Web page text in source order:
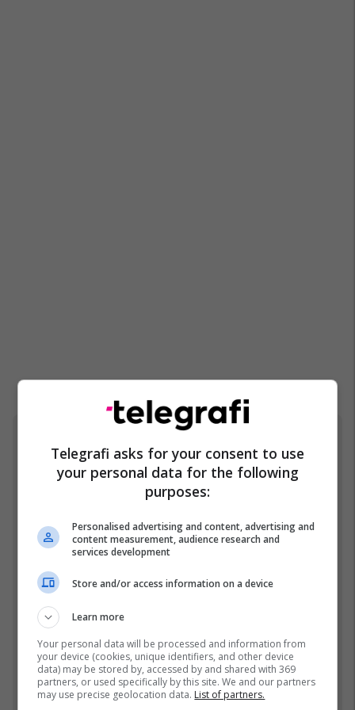
Mateo reagon për herë të parë pas mbarimit të
spektaklit të BBVA-së
Telegrafi asks for your consent to use
your personal data for the following
purposes:
Personalised advertising and content, advertising and
content measurement, audience research and
services development
Store and/or access information on a device
Learn more
Your personal data will be processed and information from
your device (cookies, unique identifiers, and other device
data) may be stored by, accessed by and shared with 369
partners, or used specifically by this site. We and our partners
may use precise geolocation data. List of partners.